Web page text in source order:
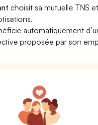
choisit sa mutuelle TNS
automatiquement
proposée par son